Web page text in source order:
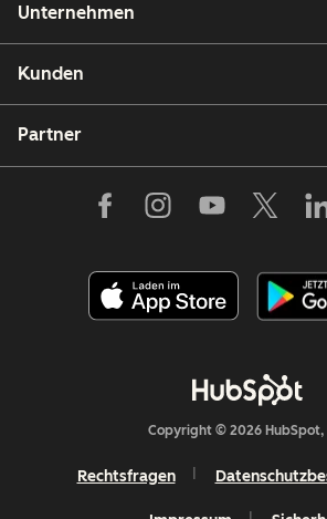
Unternehmen
Kunden
Partner
Copyright © 2026 HubSpot,
Rechtsfragen